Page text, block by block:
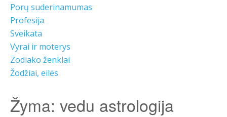
Porų suderinamumas
Profesija
Sveikata
Vyrai ir moterys
Zodiako ženklai
Žodžiai, eilės
Žyma: vedu astrologija